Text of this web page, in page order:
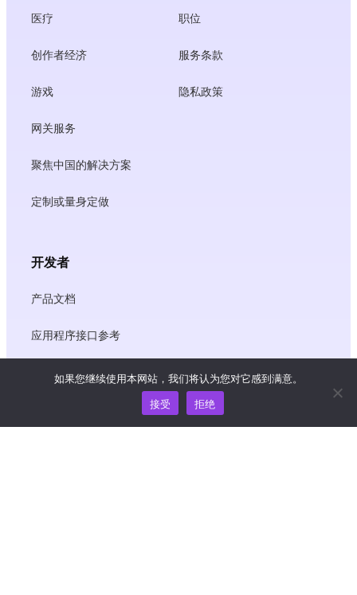
医疗
创作者经济
游戏
网关服务
聚焦中国的解决方案
定制或量身定做
职位
服务条款
隐私政策
开发者
产品文档
应用程序接口参考
JS SDK 参考资料
资源
如果您继续使用本网站，我们将认为您对它感到满意。
接受
拒绝